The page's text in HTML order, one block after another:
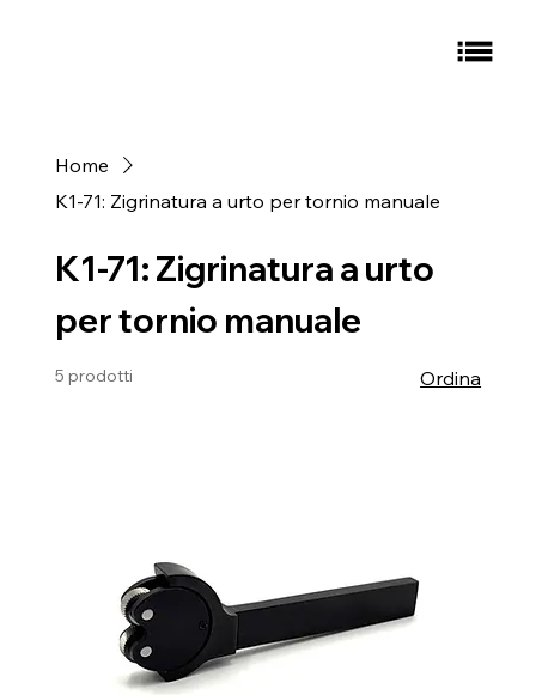
Home
K1-71: Zigrinatura a urto per tornio manuale
K1-71: Zigrinatura a urto
per tornio manuale
5 prodotti Ordina